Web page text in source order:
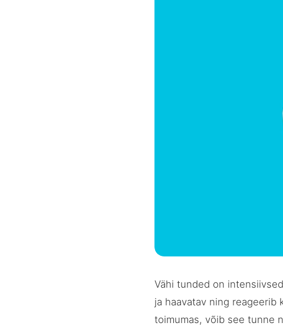
Vähi tunded on
ja haavatav ning
toimumas, võib see tunne